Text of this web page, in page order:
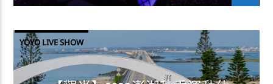
YOYO LIVE SHOW